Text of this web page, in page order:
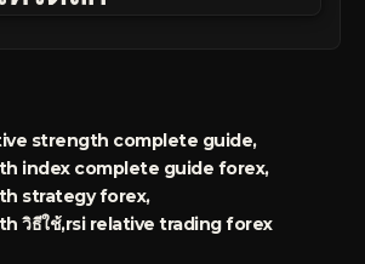
strength complete guide
index complete guide forex
strategy forex
วิธีใช้rsi relative trading forex